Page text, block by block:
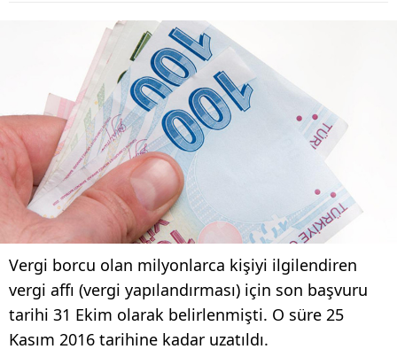
Vergi borcu olan milyonlarca kişiyi ilgilendiren
vergi affı (vergi yapılandırması) için son başvuru
tarihi 31 Ekim olarak belirlenmişti. O süre 25
Kasım 2016 tarihine kadar uzatıldı.